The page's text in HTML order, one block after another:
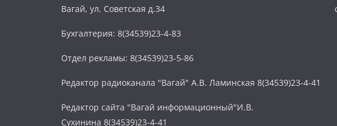
Вагай, ул. Советская д.34
Бухгалтерия: 8(34539)23-4-83
Отдел рекламы: 8(34539)23-5-86
Редактор радиоканала "Вагай" А.В. Ламинская 8(34539)23-4-41
Редактор сайта "Вагай информационный"И.В.
Сухинина 8(34539)23-4-41